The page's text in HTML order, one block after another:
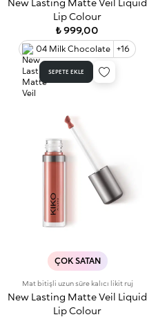
New Lasting Matte Veil Liquid
Lip Colour
₺ 999,00
04 Milk Chocolate +16
SEPETE EKLE
ÇOK SATAN
Mat bitişli uzun süre kalıcı likit ruj
New Lasting Matte Veil Liquid
Lip Colour